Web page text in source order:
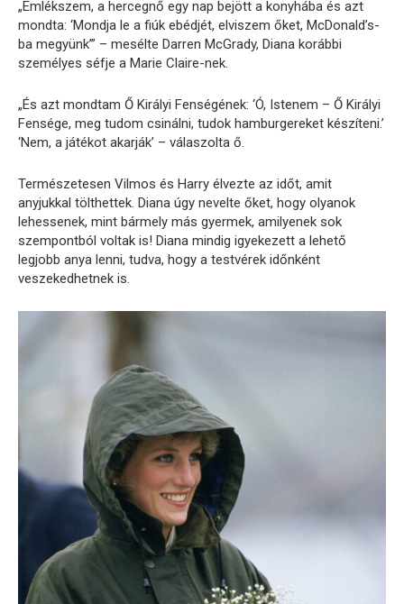
„Emlékszem, a hercegnő egy nap bejött a konyhába és azt
mondta: ‘Mondja le a fiúk ebédjét, elviszem őket, McDonald’s-
ba megyünk’” – mesélte Darren McGrady, Diana korábbi
személyes séfje a Marie Claire-nek.
„És azt mondtam Ő Királyi Fenségének: ‘Ó, Istenem – Ő Királyi
Fensége, meg tudom csinálni, tudok hamburgereket készíteni.’
‘Nem, a játékot akarják’ – válaszolta ő.
Természetesen Vilmos és Harry élvezte az időt, amit
anyjukkal tölthettek. Diana úgy nevelte őket, hogy olyanok
lehessenek, mint bármely más gyermek, amilyenek sok
szempontból voltak is! Diana mindig igyekezett a lehető
legjobb anya lenni, tudva, hogy a testvérek időnként
veszekedhetnek is.